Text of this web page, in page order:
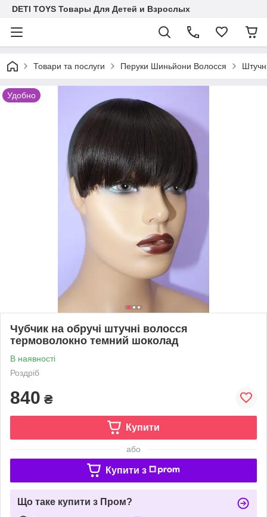
DETI TOYS Товары Для Детей и Взрослых
Товари та послуги Перуки Шиньйони Волосся
Удобно
Чубчик на обручі штучні волосся
термоволокно темний шоколад
В наявності
Роздріб
840 ₴
Купити
або
Купити з
Що таке купити з Пром?